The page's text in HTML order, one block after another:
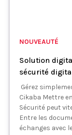
NOUVEAUTÉ
Solution
sécurité
Gérez
Cikaba Mettre
Sécurité peut
Entre les
échanges avec